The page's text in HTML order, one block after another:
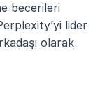
becerileri
lider
olarak